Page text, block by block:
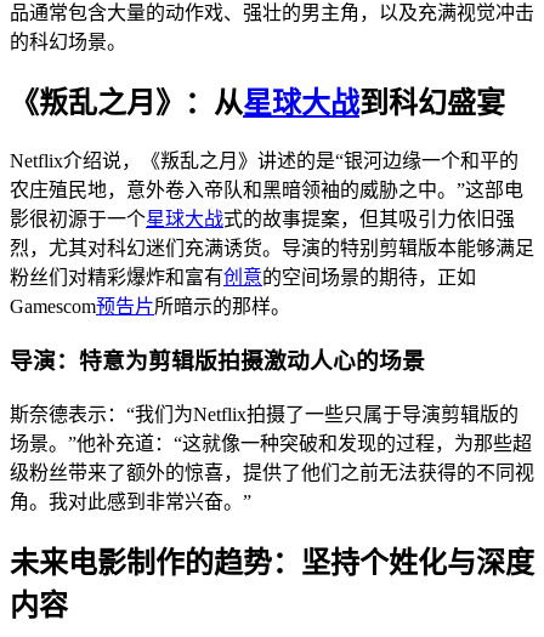
品通常包含大量的动作戏、强壮的男主角，以及充满视觉冲击
的科幻场景。
《叛乱之月》：从星球大战到科幻盛宴
Netflix介绍说，《叛乱之月》讲述的是“银河边缘一个和平的
农庄殖民地，意外卷入帝队和黑暗领袖的威胁之中。”这部电
影很初源于一个星球大战式的故事提案，但其吸引力依旧强
烈，尤其对科幻迷们充满诱货。导演的特别剪辑版本能够满足
粉丝们对精彩爆炸和富有创意的空间场景的期待，正如
Gamescom预告片所暗示的那样。
导演：特意为剪辑版拍摄激动人心的场景
斯奈德表示：“我们为Netflix拍摄了一些只属于导演剪辑版的
场景。”他补充道：“这就像一种突破和发现的过程，为那些超
级粉丝带来了额外的惊喜，提供了他们之前无法获得的不同视
角。我对此感到非常兴奋。”
未来电影制作的趋势：坚持个姓化与深度
内容